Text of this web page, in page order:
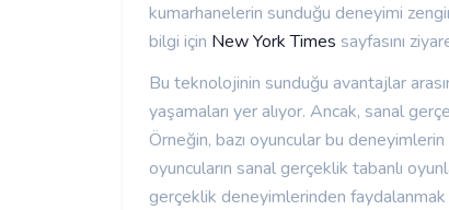
kumarhanelerin sunduğu deneyimi
bilgi için New York Times sayfasını
Bu teknolojinin sunduğu avantajlar
yaşamaları yer alıyor. Ancak, sanal
Örneğin, bazı oyuncular bu
oyuncuların sanal gerçeklik tabanlı
gerçeklik deneyimlerinden faydalanmak